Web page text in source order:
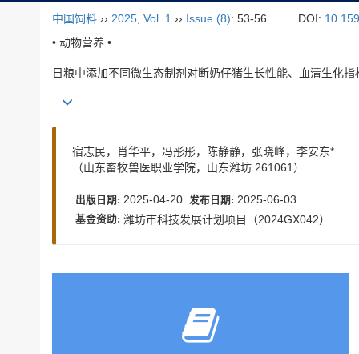
中国饲料 ›› 2025 Vol. 1 ›› Issue (8): 53-56. DOI:
• 动物营养 •
日粮中添加不同微生态制剂对断奶仔猪生长性能、血清生化
宿志民，肖华平，冯彤彤，陈静静，张晓峰，李安东*
（山东畜牧兽医职业学院，山东潍坊 261061）
出版日期: 2025-04-20 发布日期: 2025-06-03
基金资助: 潍坊市科技发展计划项目（2024GX042）